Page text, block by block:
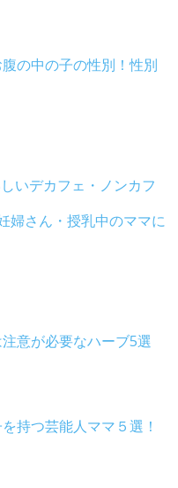
の中の子の性別！性別
いデカフェ・ノンカフ
婦さん・授乳中のママに
意が必要なハーブ5選
持つ芸能人ママ５選！